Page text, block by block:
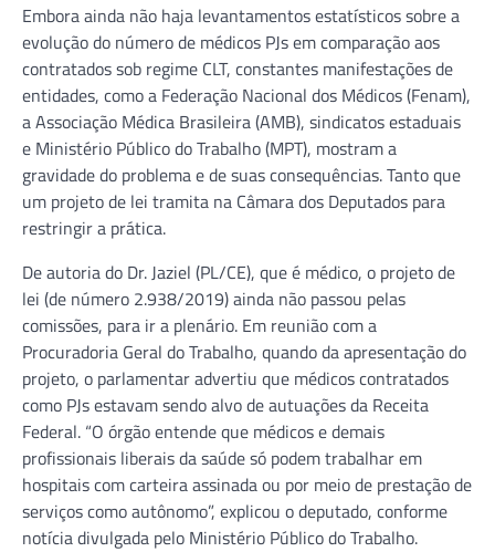
Embora ainda não haja levantamentos estatísticos sobre a
evolução do número de médicos PJs em comparação aos
contratados sob regime CLT, constantes manifestações de
entidades, como a Federação Nacional dos Médicos (Fenam),
a Associação Médica Brasileira (AMB), sindicatos estaduais
e Ministério Público do Trabalho (MPT), mostram a
gravidade do problema e de suas consequências. Tanto que
um projeto de lei tramita na Câmara dos Deputados para
restringir a prática.
De autoria do Dr. Jaziel (PL/CE), que é médico, o projeto de
lei (de número 2.938/2019) ainda não passou pelas
comissões, para ir a plenário. Em reunião com a
Procuradoria Geral do Trabalho, quando da apresentação do
projeto, o parlamentar advertiu que médicos contratados
como PJs estavam sendo alvo de autuações da Receita
Federal. “O órgão entende que médicos e demais
profissionais liberais da saúde só podem trabalhar em
hospitais com carteira assinada ou por meio de prestação de
serviços como autônomo”, explicou o deputado, conforme
notícia divulgada pelo Ministério Público do Trabalho.